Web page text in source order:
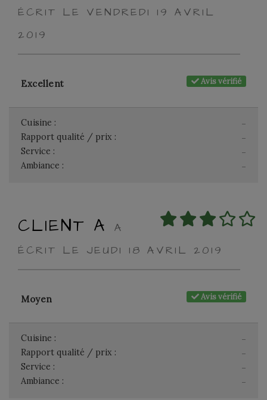
ÉCRIT LE VENDREDI 19 AVRIL
2019
Avis vérifié
Excellent
-
Cuisine :
-
Rapport qualité / prix :
-
Service :
-
Ambiance :
CLIENT A
A
ÉCRIT LE JEUDI 18 AVRIL 2019
Avis vérifié
Moyen
-
Cuisine :
-
Rapport qualité / prix :
-
Service :
-
Ambiance :